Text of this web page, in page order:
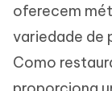
oferecem
variedade de
Como